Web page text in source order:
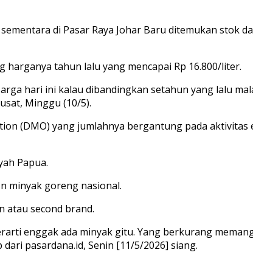
di Pasar Raya Johar Baru ditemukan stok
tahun lalu yang mencapai Rp 16.800/liter.
hari ini kalau dibandingkan setahun yang lalu
Minggu (10/5).
(DMO) yang jumlahnya bergantung pada
Papua.
minyak goreng nasional.
atau second brand.
enggak ada minyak gitu. Yang berkurang
pasardana.id, Senin [11/5/2026] siang.